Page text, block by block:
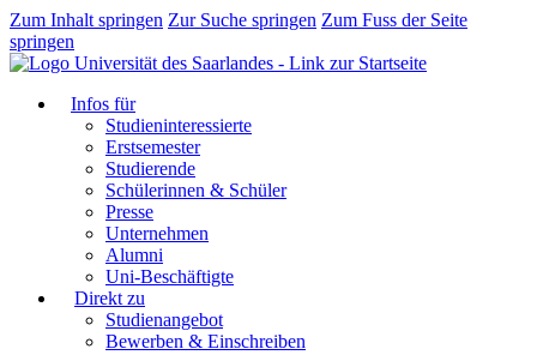
Zum Inhalt springen Zur Suche springen Zum Fuss der Seite
springen
Infos für
Studieninteressierte
Erstsemester
Studierende
Schülerinnen & Schüler
Presse
Unternehmen
Alumni
Uni-Beschäftigte
Direkt zu
Studienangebot
Bewerben & Einschreiben